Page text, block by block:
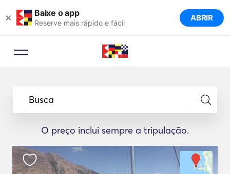
× Baixe o app
Reserve mais rápido e fácil ABRIR
Busca
O preço inclui sempre a tripulação.